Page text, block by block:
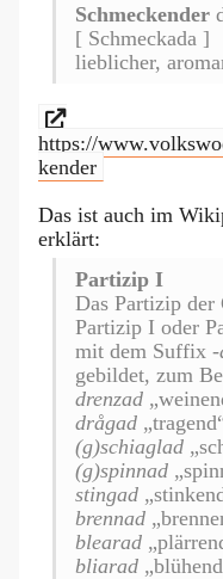
Schmeckender
[ Schmeckada ]
lieblicher,
https://
kender
Das ist auch im
erklärt:
Partizip I
Das Partizip
Partizip I oder
mit dem Suffix -
gebildet, zum
drenzad
drågad
(g)schiaglad
(g)spinnad
stingad
brennad
blearad
bliarad